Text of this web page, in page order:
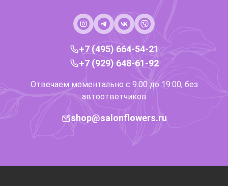
+7 (495) 664-54-21
+7 (929) 648-61-92
Отвечаем моментально с 9:00 до 19:00, без
автоответчиков
shop@salonflowers.ru